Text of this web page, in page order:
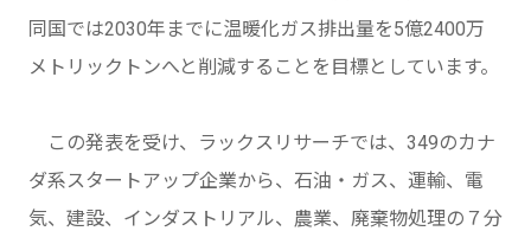
同国では2030年までに温暖化ガス排出量を5億2400万
メトリックトンへと削減することを目標としています。
この発表を受け、ラックスリサーチでは、349のカナ
ダ系スタートアップ企業から、石油・ガス、運輸、電
気、建設、インダストリアル、農業、廃棄物処理の７分